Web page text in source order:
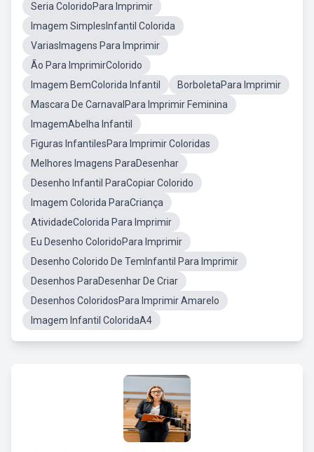
Seria ColoridoPara Imprimir
Imagem SimplesInfantil Colorida
VariasImagens Para Imprimir
Ão Para ImprimirColorido
Imagem BemColorida Infantil
BorboletaPara Imprimir
Mascara De CarnavalPara Imprimir Feminina
ImagemAbelha Infantil
Figuras InfantilesPara Imprimir Coloridas
Melhores Imagens ParaDesenhar
Desenho Infantil ParaCopiar Colorido
Imagem Colorida ParaCriança
AtividadeColorida Para Imprimir
Eu Desenho ColoridoPara Imprimir
Desenho Colorido De TemInfantil Para Imprimir
Desenhos ParaDesenhar De Criar
Desenhos ColoridosPara Imprimir Amarelo
Imagem Infantil ColoridaA4